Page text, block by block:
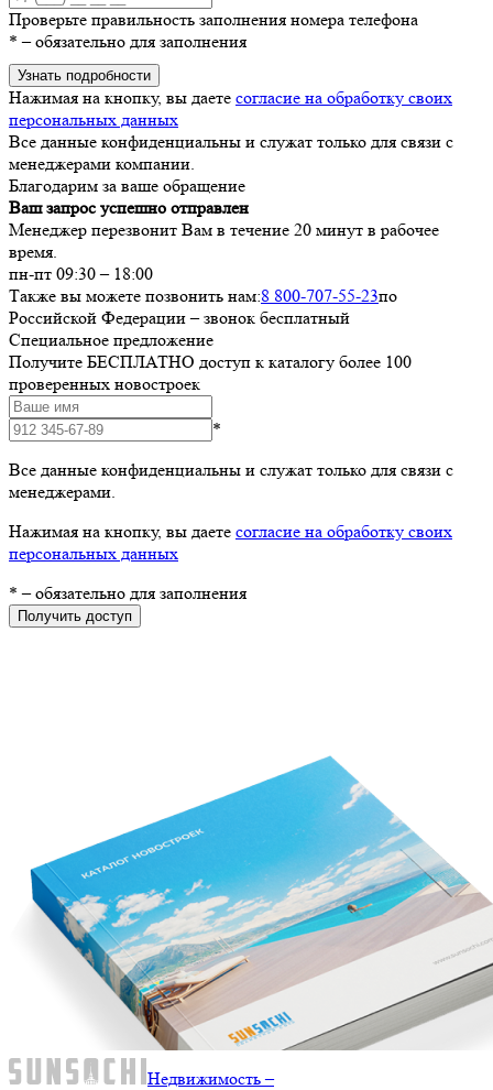
Проверьте правильность заполнения номера телефона
* – обязательно для заполнения
Узнать подробности
Нажимая на кнопку, вы даете согласие на обработку своих
персональных данных
Все данные конфиденциальны и служат только для связи с
менеджерами компании.
Благодарим за ваше обращение
Ваш запрос успешно отправлен
Менеджер перезвонит Вам в течение 20 минут в рабочее
время.
пн-пт 09:30 – 18:00
Также вы можете позвонить нам:8 800-707-55-23по
Российской Федерации – звонок бесплатный
Специальное предложение
Получите БЕСПЛАТНО доступ к каталогу более 100
проверенных новостроек
*
Все данные конфиденциальны и служат только для связи с
менеджерами.
Нажимая на кнопку, вы даете согласие на обработку своих
персональных данных
* – обязательно для заполнения
Получить доступ
Недвижимость –